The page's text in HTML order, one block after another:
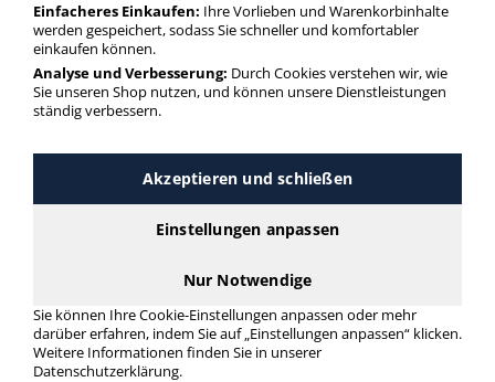
Sortierstationen / Ablagen 1 Etage
mehr Infos zur Kategorie
Sortierstationen / Ablagen
15 Fächer
Sortierstationen / Ablagen
Schrägablage
Sortierstationen / Ablagen
Einfacheres Einkaufen: Ihre Vorlieben und Warenkorbinhalte
werden gespeichert, sodass Sie schneller und komfortabler
einkaufen können.
Analyse und Verbesserung: Durch Cookies verstehen wir, wie
Sie unseren Shop nutzen, und können unsere Dienstleistungen
ständig verbessern.
Akzeptieren und schließen
Einstellungen anpassen
Nur Notwendige
Sie können Ihre Cookie-Einstellungen anpassen oder mehr
darüber erfahren, indem Sie auf „Einstellungen anpassen“ klicken.
Weitere Informationen finden Sie in unserer
Datenschutzerklärung.